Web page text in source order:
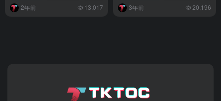
2年前 13,017 3年前 20,196